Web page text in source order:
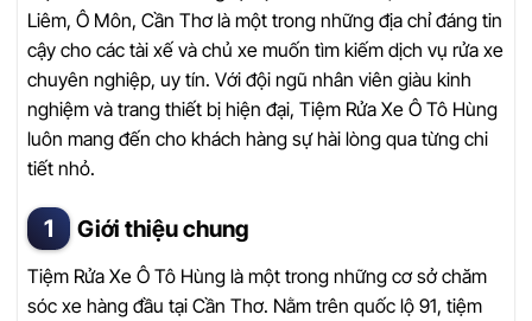
Liêm, Ô Môn, Cần Thơ là một trong những địa chỉ đáng tin
cậy cho các tài xế và chủ xe muốn tìm kiếm dịch vụ rửa xe
chuyên nghiệp, uy tín. Với đội ngũ nhân viên giàu kinh
nghiệm và trang thiết bị hiện đại, Tiệm Rửa Xe Ô Tô Hùng
luôn mang đến cho khách hàng sự hài lòng qua từng chi
tiết nhỏ.
Giới thiệu chung
Tiệm Rửa Xe Ô Tô Hùng là một trong những cơ sở chăm
sóc xe hàng đầu tại Cần Thơ. Nằm trên quốc lộ 91, tiệm